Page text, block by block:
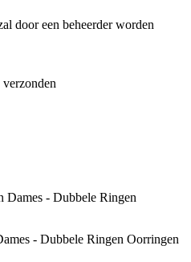
door een beheerder worden
- Dubbele Ringen Oorringen